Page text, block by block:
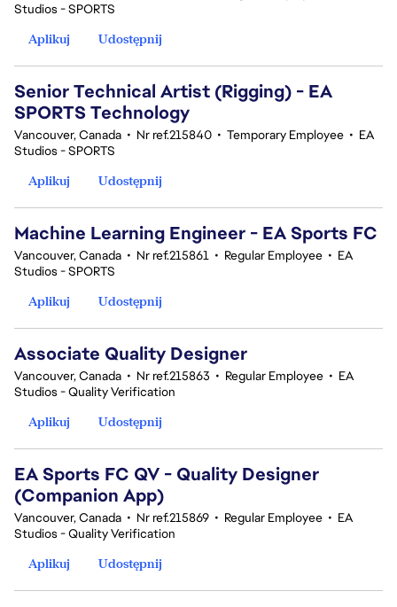
Studios - SPORTS
Aplikuj
Udostępnij
Senior Technical Artist (Rigging) - EA
SPORTS Technology
Vancouver, Canada • Nr ref.215840 • Temporary Employee • EA
Studios - SPORTS
Aplikuj
Udostępnij
Machine Learning Engineer - EA Sports FC
Vancouver, Canada • Nr ref.215861 • Regular Employee • EA
Studios - SPORTS
Aplikuj
Udostępnij
Associate Quality Designer
Vancouver, Canada • Nr ref.215863 • Regular Employee • EA
Studios - Quality Verification
Aplikuj
Udostępnij
EA Sports FC QV - Quality Designer
(Companion App)
Vancouver, Canada • Nr ref.215869 • Regular Employee • EA
Studios - Quality Verification
Aplikuj
Udostępnij